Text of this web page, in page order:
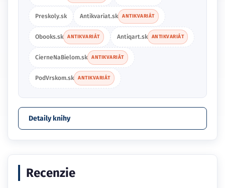
Preskoly.sk Antikvariat.sk ANTIKVARIÁT
Obooks.sk ANTIKVARIÁT Antiqart.sk ANTIKVARIÁT
CierneNaBielom.sk ANTIKVARIÁT
PodVrskom.sk ANTIKVARIÁT
Detaily knihy
Recenzie